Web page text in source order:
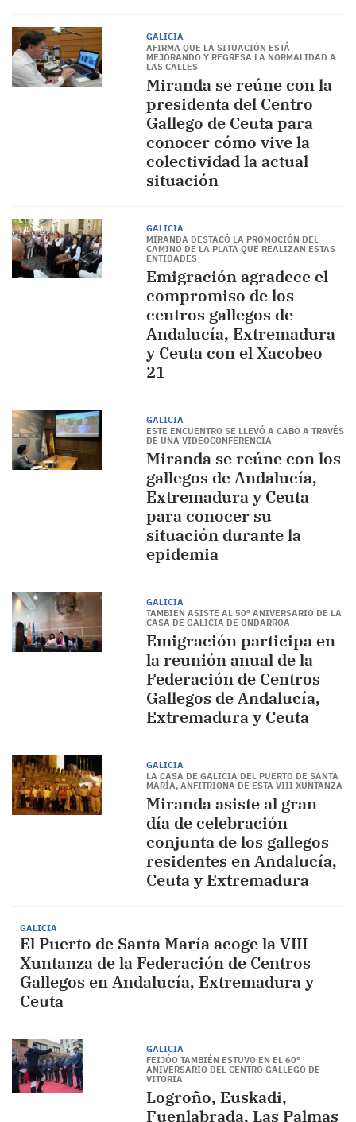
GALICIA
AFIRMA QUE LA SITUACIÓN ESTÁ
MEJORANDO Y REGRESA LA NORMALIDAD A
LAS CALLES
Miranda se reúne con la
presidenta del Centro
Gallego de Ceuta para
conocer cómo vive la
colectividad la actual
situación
GALICIA
MIRANDA DESTACÓ LA PROMOCIÓN DEL
CAMINO DE LA PLATA QUE REALIZAN ESTAS
ENTIDADES
Emigración agradece el
compromiso de los
centros gallegos de
Andalucía, Extremadura
y Ceuta con el Xacobeo
21
GALICIA
ESTE ENCUENTRO SE LLEVÓ A CABO A TRAVÉS
DE UNA VIDEOCONFERENCIA
Miranda se reúne con los
gallegos de Andalucía,
Extremadura y Ceuta
para conocer su
situación durante la
epidemia
GALICIA
TAMBIÉN ASISTE AL 50º ANIVERSARIO DE LA
CASA DE GALICIA DE ONDARROA
Emigración participa en
la reunión anual de la
Federación de Centros
Gallegos de Andalucía,
Extremadura y Ceuta
GALICIA
LA CASA DE GALICIA DEL PUERTO DE SANTA
MARÍA, ANFITRIONA DE ESTA VIII XUNTANZA
Miranda asiste al gran
día de celebración
conjunta de los gallegos
residentes en Andalucía,
Ceuta y Extremadura
GALICIA
El Puerto de Santa María acoge la VIII
Xuntanza de la Federación de Centros
Gallegos en Andalucía, Extremadura y
Ceuta
GALICIA
FEIJÓO TAMBIÉN ESTUVO EN EL 60º
ANIVERSARIO DEL CENTRO GALLEGO DE
VITORIA
Logroño, Euskadi,
Fuenlabrada, Las Palmas